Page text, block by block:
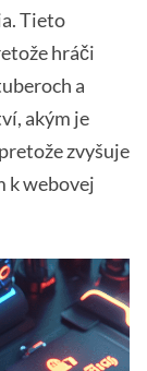
Tieto
hráči
a
akým je
zvyšuje
k webovej